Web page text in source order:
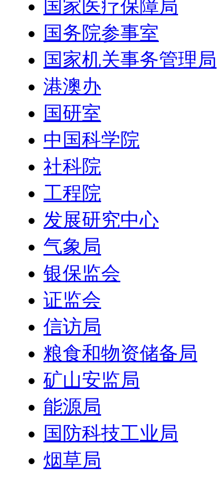
国家医疗保障局
国务院参事室
国家机关事务管理局
港澳办
国研室
中国科学院
社科院
工程院
发展研究中心
气象局
银保监会
证监会
信访局
粮食和物资储备局
矿山安监局
能源局
国防科技工业局
烟草局